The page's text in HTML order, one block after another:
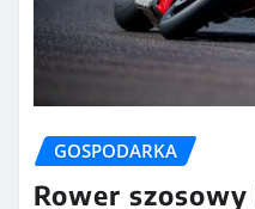
GOSPODARKA
Rower